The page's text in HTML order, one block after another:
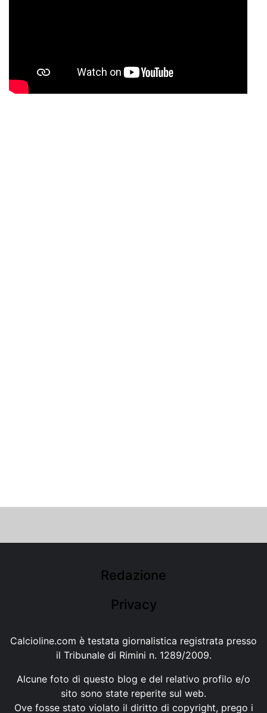
Redazione
Privacy
Calcioline.com è testata giornalistica registrata presso
il Tribunale di Rimini n. 1289/2009.
Alcune foto di questo blog e del relativo profilo e/o
sito sono state reperite sul web.
Ove fosse stato violato il diritto di copyright, prego i